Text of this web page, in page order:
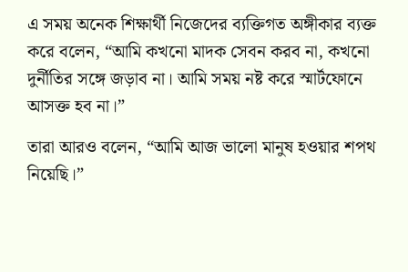
এ সময় অনেক শিক্ষার্থী নিজেদের ব্যক্তিগত অঙ্গীকার ব্যক্ত
করে বলেন, “আমি কখনো মাদক সেবন করব না, কখনো
দুর্নীতির সঙ্গে জড়াব না। আমি সময় নষ্ট করে স্মার্টফোনে
আসক্ত হব না।”
তারা আরও বলেন, “আমি আজ ভালো মানুষ হওয়ার শপথ
নিয়েছি।”